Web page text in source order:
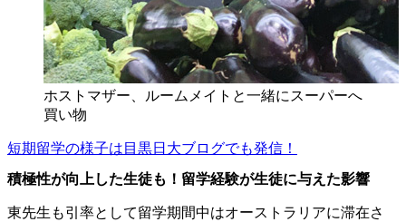
ホストマザー、ルームメイトと一緒にスーパーへ
買い物
短期留学の様子は目黒日大ブログでも発信！
積極性が向上した生徒も！留学経験が生徒に与えた影響
東先生も引率として留学期間中はオーストラリアに滞在さ